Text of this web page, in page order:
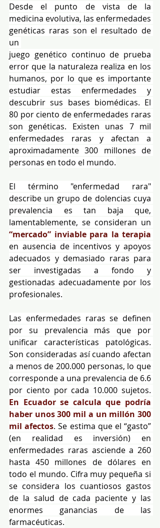
Desde el punto de vista de la
medicina evolutiva, las enfermedades
genéticas raras son el resultado de
un
juego genético continuo de prueba
error que la naturaleza realiza en los
humanos, por lo que es importante
estudiar estas enfermedades y
descubrir sus bases biomédicas. El
80 por ciento de enfermedades raras
son genéticas. Existen unas 7 mil
enfermedades raras y afectan a
aproximadamente 300 millones de
personas en todo el mundo.
El término "enfermedad rara"
describe un grupo de dolencias cuya
prevalencia es tan baja que,
“mercado” inviable para la terapia
en ausencia de incentivos y apoyos
adecuados y demasiado raras para
ser investigadas a fondo y
gestionadas adecuadamente por los
profesionales.
Las enfermedades raras se definen
por su prevalencia más que por
unificar características patológicas.
Son consideradas así cuando afectan
a menos de 200.000 personas, lo que
corresponde a una prevalencia de 6.6
En Ecuador se calcula que podría
haber unos 300 mil a un millón 300
mil afectos. Se estima que el “gasto”
(en realidad es inversión) en
enfermedades raras asciende a 260
hasta 450 millones de dólares en
todo el mundo. Cifra muy pequeña si
se considera los cuantiosos gastos
de la salud de cada paciente y las
enormes ganancias de las
farmacéuticas.